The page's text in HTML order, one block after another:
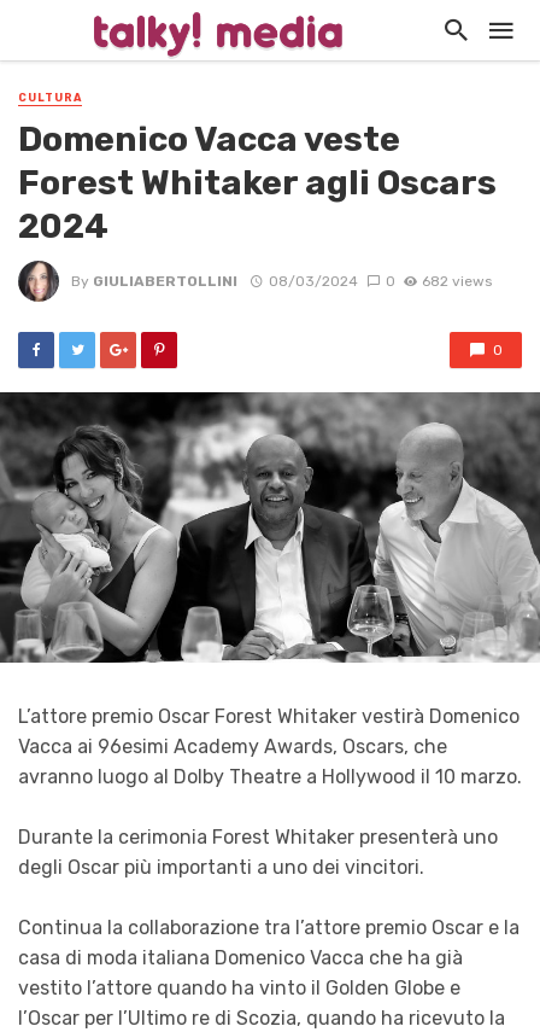
CULTURA
Domenico Vacca veste
Forest Whitaker agli Oscars
2024
By GIULIABERTOLLINI 08/03/2024 0 682 views
0
L’attore premio Oscar Forest Whitaker vestirà Domenico
Vacca ai 96esimi Academy Awards, Oscars, che
avranno luogo al Dolby Theatre a Hollywood il 10 marzo.
Durante la cerimonia Forest Whitaker presenterà uno
degli Oscar più importanti a uno dei vincitori.
Continua la collaborazione tra l’attore premio Oscar e la
casa di moda italiana Domenico Vacca che ha già
vestito l’attore quando ha vinto il Golden Globe e
l’Oscar per l’Ultimo re di Scozia, quando ha ricevuto la